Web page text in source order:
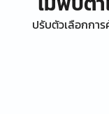
ปรับตัวเลือกกา